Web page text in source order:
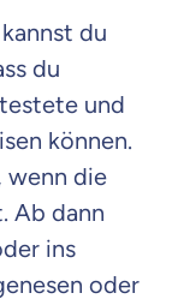
du
du
und
können.
wenn die
Ab dann
ins
oder